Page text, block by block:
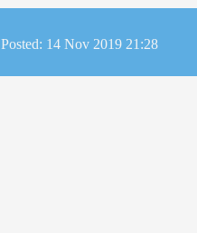
Posted: 14 Nov 2019 21:28